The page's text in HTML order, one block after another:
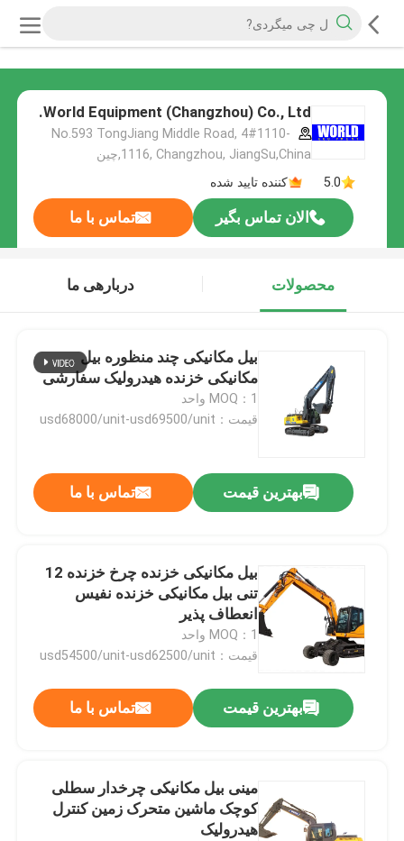
World Equipment (Changzhou) Co., Ltd.
No.593 TongJiang Middle Road, 4#1110-
1116, Changzhou, JiangSu,China,چین
5.0
کننده تایید شده
الان تماس بگیر تماس با ما
محصولات دربارهی ما
بیل مکانیکی چند منظوره بیل
مکانیکی خزنده هیدرولیک سفارشی
MOQ：1 واحد
قیمت：usd68000/unit-usd69500/unit
بهترین قیمت تماس با ما
بیل مکانیکی خزنده چرخ خزنده 12
تنی بیل مکانیکی خزنده نفیس
انعطاف پذیر
MOQ：1 واحد
قیمت：usd54500/unit-usd62500/unit
بهترین قیمت تماس با ما
مینی بیل مکانیکی چرخدار سطلی
کوچک ماشین متحرک زمین کنترل
هیدرولیک